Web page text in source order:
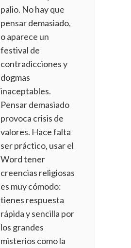
palio. No hay que
pensar demasiado,
o aparece un
festival de
contradicciones y
dogmas
inaceptables.
Pensar demasiado
provoca crisis de
valores. Hace falta
ser práctico, usar el
Word tener
creencias religiosas
es muy cómodo:
tienes respuesta
rápida y sencilla por
los grandes
misterios como la